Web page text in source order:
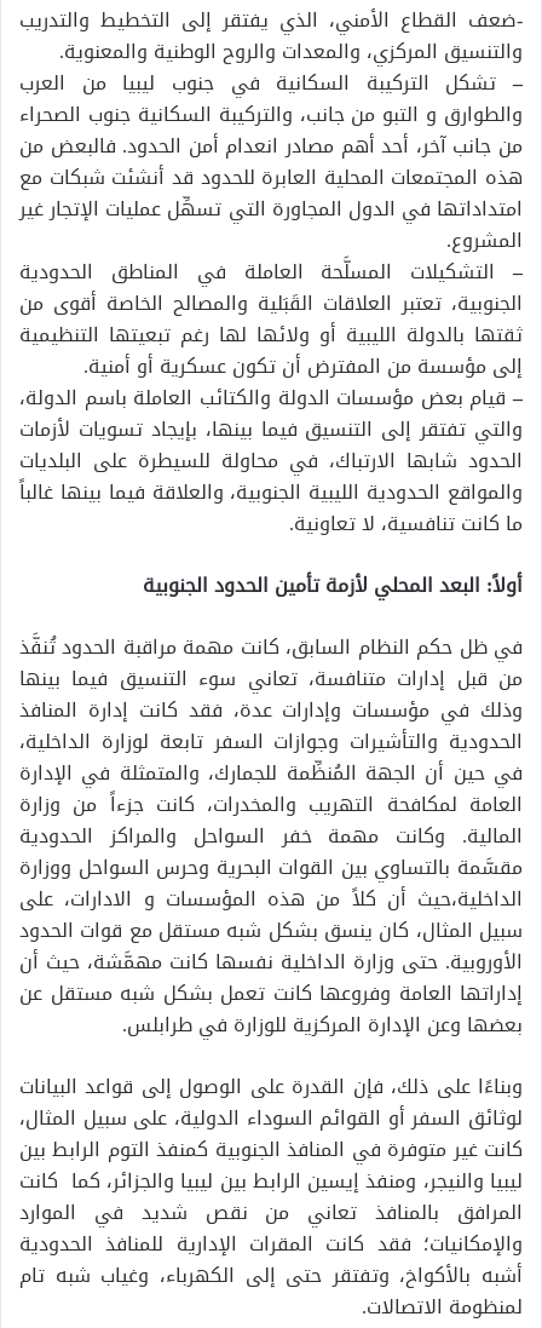
-ضعف القطاع الأمني، الذي يفتقر إلى التخطيط والتدريب
والتنسيق المركزي، والمعدات والروح الوطنية والمعنوية.
–تشكل التركيبة السكانية في جنوب ليبيا من العرب
والطوارق و التبو من جانب، والتركيبة السكانية جنوب الصحراء
من جانب آخر، أحد أهم مصادر انعدام أمن الحدود. فالبعض من
هذه المجتمعات المحلية العابرة للحدود قد أنشئت شبكات مع
امتداداتها في الدول المجاورة التي تسهِّل عمليات الإتجار غير
المشروع.
–التشكيلات المسلَّحة العاملة في المناطق الحدودية
الجنوبية، تعتبر العلاقات القَبَلية والمصالح الخاصة أقوى من
ثقتها بالدولة الليبية أو ولائها لها رغم تبعيتها التنظيمية
إلى مؤسسة من المفترض أن تكون عسكرية أو أمنية.
–قيام بعض مؤسسات الدولة والكتائب العاملة باسم الدولة،
والتي تفتقر إلى التنسيق فيما بينها، بإيجاد تسويات لأزمات
الحدود شابها الارتباك، في محاولة للسيطرة على البلديات
والمواقع الحدودية الليبية الجنوبية، والعلاقة فيما بينها غالباً
ما كانت تنافسية، لا تعاونية.
أولاً: البعد المحلي لأزمة تأمين الحدود الجنوبية
في ظل حكم النظام السابق، كانت مهمة مراقبة الحدود تُنفَّذ
من قبل إدارات متنافسة، تعاني سوء التنسيق فيما بينها
وذلك في مؤسسات وإدارات عدة، فقد كانت إدارة المنافذ
الحدودية والتأشيرات وجوازات السفر تابعة لوزارة الداخلية،
في حين أن الجهة المُنظِّمة للجمارك، والمتمثلة في الإدارة
العامة لمكافحة التهريب والمخدرات، كانت جزءاً من وزارة
المالية. وكانت مهمة خفر السواحل والمراكز الحدودية
مقسَّمة بالتساوي بين القوات البحرية وحرس السواحل ووزارة
الداخلية،حيث أن كلاً من هذه المؤسسات و الادارات، على
سبيل المثال، كان ينسق بشكل شبه مستقل مع قوات الحدود
الأوروبية. حتى وزارة الداخلية نفسها كانت مهمَّشة، حيث أن
إداراتها العامة وفروعها كانت تعمل بشكل شبه مستقل عن
بعضها وعن الإدارة المركزية للوزارة في طرابلس.
وبناءًا على ذلك، فإن القدرة على الوصول إلى قواعد البيانات
لوثائق السفر أو القوائم السوداء الدولية، على سبيل المثال،
كانت غير متوفرة في المنافذ الجنوبية كمنفذ التوم الرابط بين
ليبيا والنيجر، ومنفذ إيسين الرابط بين ليبيا والجزائر، كما كانت
المرافق بالمنافذ تعاني من نقص شديد في الموارد
والإمكانيات؛ فقد كانت المقرات الإدارية للمنافذ الحدودية
أشبه بالأكواخ، وتفتقر حتى إلى الكهرباء، وغياب شبه تام
لمنظومة الاتصالات.